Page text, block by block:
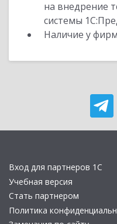
на внедрение
системы
Наличие у
Вход для партнеров 1С
Учебная версия
Стать партнером
Политика